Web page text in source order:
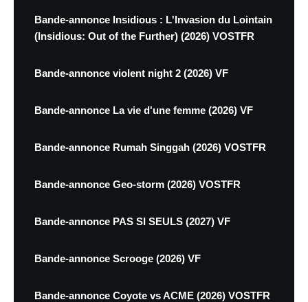
Bande-annonce Insidious : L'Invasion du Lointain
(Insidious: Out of the Further) (2026) VOSTFR
Bande-annonce violent night 2 (2026) VF
Bande-annonce La vie d'une femme (2026) VF
Bande-annonce Rumah Singgah (2026) VOSTFR
Bande-annonce Geo-storm (2026) VOSTFR
Bande-annonce PAS SI SEULS (2027) VF
Bande-annonce Scrooge (2026) VF
Bande-annonce Coyote vs ACME (2026) VOSTFR